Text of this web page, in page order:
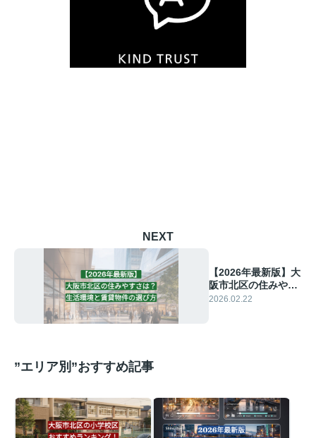
NEXT
【2026年最新版】大
阪市北区の住みやす
さは？生活環境と賃
2026.02.22
”エリア別”おすすめ記事